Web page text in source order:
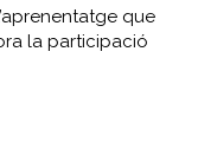
que
la participació